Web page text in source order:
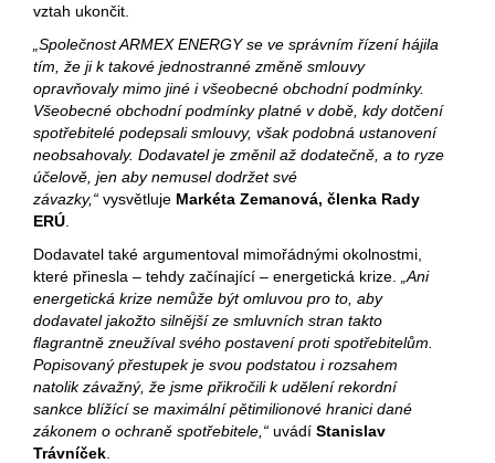
vztah ukončit.
„Společnost ARMEX ENERGY se ve správním řízení hájila
tím, že ji k takové jednostranné změně smlouvy
opravňovaly mimo jiné i všeobecné obchodní podmínky.
Všeobecné obchodní podmínky platné v době, kdy dotčení
spotřebitelé podepsali smlouvy, však podobná ustanovení
neobsahovaly. Dodavatel je změnil až dodatečně, a to ryze
účelově, jen aby nemusel dodržet své
závazky,“ vysvětluje Markéta Zemanová, členka Rady
ERÚ
Dodavatel také argumentoval mimořádnými okolnostmi,
které přinesla – tehdy začínající – energetická krize.
„Ani
energetická krize nemůže být omluvou pro to, aby
dodavatel jakožto silnější ze smluvních stran takto
flagrantně zneužíval svého postavení proti spotřebitelům.
Popisovaný přestupek je svou podstatou i rozsahem
natolik závažný, že jsme přikročili k udělení rekordní
sankce blížící se maximální pětimilionové hranici dané
zákonem o ochraně spotřebitele,“ uvádí Stanislav
Trávníček